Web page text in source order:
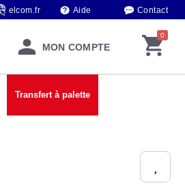
elcom.fr Aide Contact
MON COMPTE
Transfert à palette